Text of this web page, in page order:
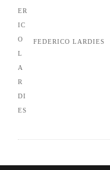
FEDERICO LARDIES